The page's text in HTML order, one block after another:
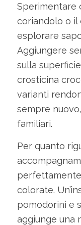
Sperimentare
coriandolo o il
esplorare
Aggiungere
sulla
crosticina
varianti
sempre
familiari.
Per quanto
colorate.
pomodorini e
aggiunge una